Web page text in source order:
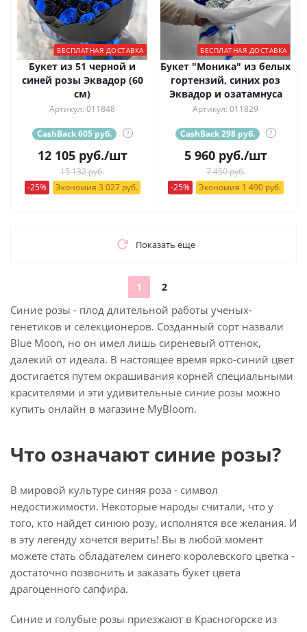
БЕСПЛАТНАЯ ДОСТАВКА
Букет из 51 черной и
синей розы Эквадор (60
см)
Артикул: 011848
CashBack 605 руб. ?
12 105руб./шт
15 132 руб.
-25%
Экономия 3 027 руб.
БЕСПЛАТНАЯ ДОСТАВКА
Букет "Моника" из белых
гортензий, синих роз
Эквадор и озатамнуса
Артикул: 011829
CashBack 298 руб. ?
5 960руб./шт
7 450 руб.
-25%
Экономия 1 490 руб.
Показать еще
1 2
Синие розы - плод длительной работы ученых-
генетиков и селекционеров. Созданный сорт назвали
Blue Moon, но он имел лишь сиреневый оттенок,
далекий от идеала. В настоящее время ярко-синий цвет
достигается путем окрашивания корней специальными
красителями и эти удивительные синие розы можно
купить онлайн в магазине MyBloom.
Что означают синие розы?
В мировой культуре синяя роза - символ
недостижимости. Некоторые народы считали, что у
того, кто найдет синюю розу, исполнятся все желания. И
в эту легенду хочется верить! Вы в любой момент
можете стать обладателем синего королевского цветка -
достаточно позвонить и заказать букет цвета
драгоценного сапфира.
Синие и голубые розы приезжают в Красногорске из